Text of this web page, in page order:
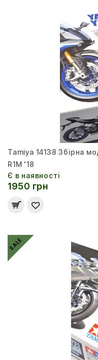
Tamiya 14138 Збірна
R1M '18
Є в наявності
1950 грн
SALE